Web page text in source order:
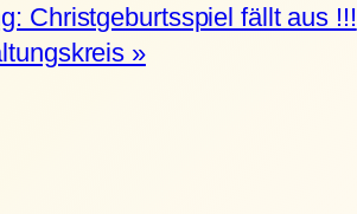
Christgeburtsspiel fällt aus !!!
»